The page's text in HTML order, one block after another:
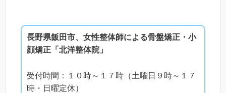
長野県飯田市、女性整体師による骨盤矯正・小
顔矯正「北洋整体院」
受付時間：１０時～１７時（土曜日９時～１７
時・日曜定休）